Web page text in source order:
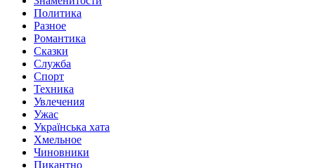
Политика
Разное
Романтика
Сказки
Служба
Спорт
Техника
Увлечения
Ужас
Українська хата
Хмельное
Чиновники
Пикантно